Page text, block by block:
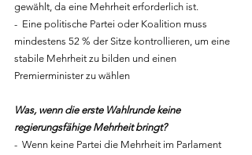
gewählt, da eine Mehrheit erforderlich ist.
-  Eine politische Partei oder Koalition muss
mindestens 52 % der Sitze kontrollieren, um eine
stabile Mehrheit zu bilden und einen
Premierminister zu wählen
Was, wenn die erste Wahlrunde keine
regierungsfähige Mehrheit bringt?
-  Wenn keine Partei die Mehrheit im Parlament